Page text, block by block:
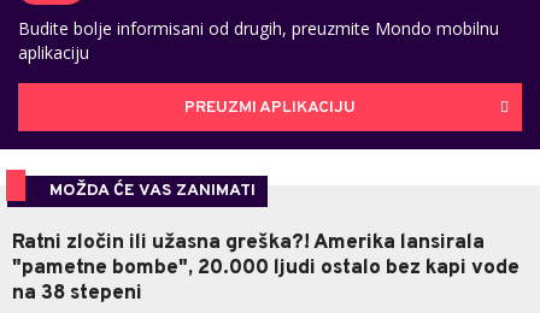
Budite bolje informisani od drugih, preuzmite Mondo mobilnu
aplikaciju
PREUZMI APLIKACIJU
MOŽDA ĆE VAS ZANIMATI
Ratni zločin ili užasna greška?! Amerika lansirala
"pametne bombe", 20.000 ljudi ostalo bez kapi vode
na 38 stepeni